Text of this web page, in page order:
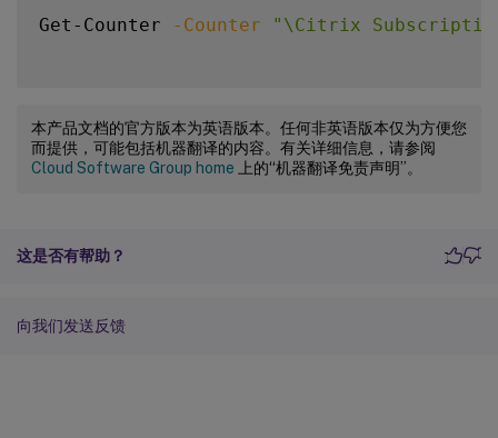
Get-Counter -Counter "\Citrix Subscription
本产品文档的官方版本为英语版本。任何非英语版本仅为方便您
而提供，可能包括机器翻译的内容。有关详细信息，请参阅
Cloud Software Group home 上的“机器翻译免责声明”。
这是否有帮助？
向我们发送反馈